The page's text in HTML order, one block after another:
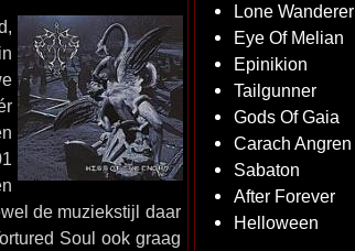
de muziekstijl daar
Soul ook graag
Lone Wanderer
Eye Of Melian
Epinikion
Tailgunner
Gods Of Gaia
Carach Angren
Sabaton
After Forever
Helloween